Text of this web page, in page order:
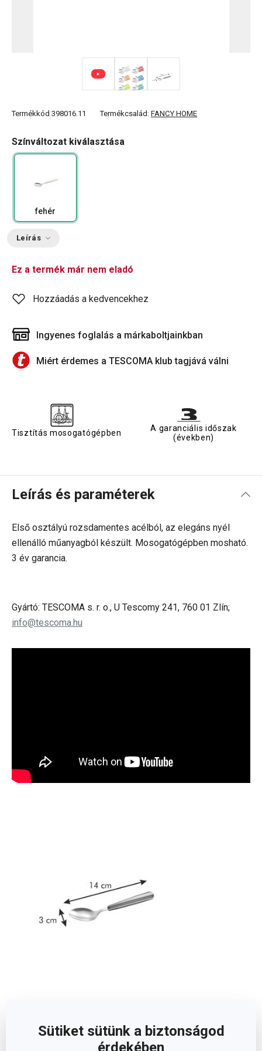
Sütiket sütünk a biztonságod
érdekében
Termékkód 398016.11 Termékcsalád: FANCY HOME
Színváltozat kiválasztása
fehér
Leírás
Ez a termék már nem eladó
Hozzáadás a kedvencekhez
Ingyenes foglalás a márkaboltjainkban
Miért érdemes a TESCOMA klub tagjává válni
Tisztítás mosogatógépben
A garanciális időszak
(években)
Leírás és paraméterek
Első osztályú rozsdamentes acélból, az elegáns nyél
ellenálló műanyagból készült. Mosogatógépben mosható.
3 év garancia.
Gyártó: TESCOMA s. r. o., U Tescomy 241, 760 01 Zlín;
info@tescoma.hu
A TERMÉK MAGASSÁGA (CM)